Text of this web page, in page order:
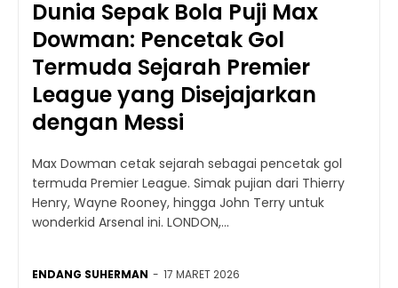
Dunia Sepak Bola Puji Max
Dowman: Pencetak Gol
Termuda Sejarah Premier
League yang Disejajarkan
dengan Messi
Max Dowman cetak sejarah sebagai pencetak gol
termuda Premier League. Simak pujian dari Thierry
Henry, Wayne Rooney, hingga John Terry untuk
wonderkid Arsenal ini. LONDON,...
ENDANG SUHERMAN - 17 MARET 2026